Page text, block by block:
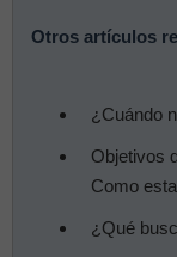
Otros artículos
¿Cuándo
Objetivos
Como
¿Qué